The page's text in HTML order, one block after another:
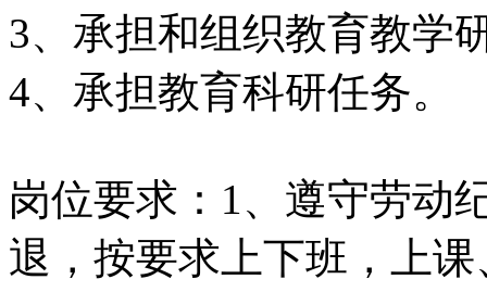
3、承担和组织教育教学
4、承担教育科研任务。
岗位要求：1、遵守劳动
退，按要求上下班，上